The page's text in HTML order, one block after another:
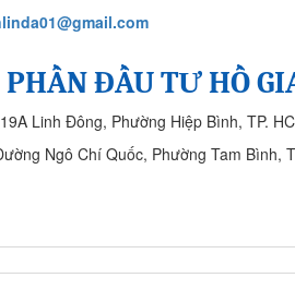
PHẦN ĐẦU TƯ HỒ
Linh Đông, Phường Hiệp Bình, TP.
Ngô Chí Quốc, Phường Tam Bình,